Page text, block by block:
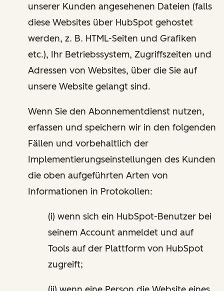
unserer Kunden angesehenen Dateien (falls
diese Websites über HubSpot gehostet
werden, z. B. HTML-Seiten und Grafiken
etc.), Ihr Betriebssystem, Zugriffszeiten und
Adressen von Websites, über die Sie auf
unsere Website gelangt sind.
Wenn Sie den Abonnementdienst nutzen,
erfassen und speichern wir in den folgenden
Fällen und vorbehaltlich der
Implementierungseinstellungen des Kunden
die oben aufgeführten Arten von
Informationen in Protokollen:
(i) wenn sich ein HubSpot-Benutzer bei
seinem Account anmeldet und auf
Tools auf der Plattform von HubSpot
zugreift;